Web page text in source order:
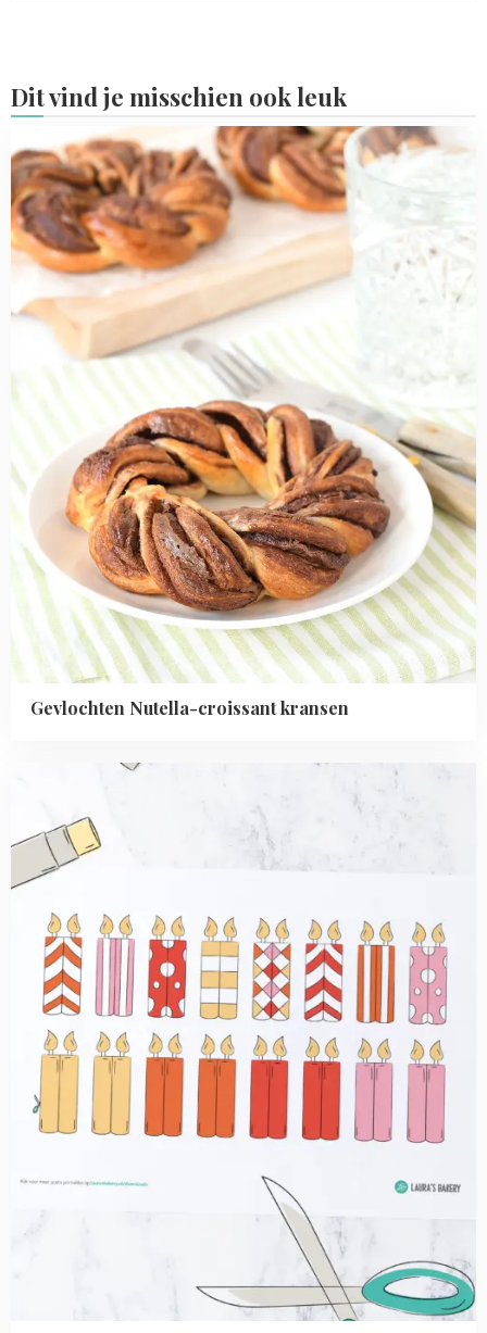
Dit vind je misschien ook leuk
Gevlochten Nutella-croissant kransen
more
about
Gevlochten
Nutella-
croissant
kransen
about
Verjaardagstaart
printables